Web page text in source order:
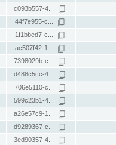
c093b557-4...
44f7e955-c...
1f1bbed7-c...
ac507f42-1...
7398029b-c...
d488c5cc-4...
706e5110-c...
599c23b1-4...
a26e57c9-1...
d9289367-c...
3ed90357-4...